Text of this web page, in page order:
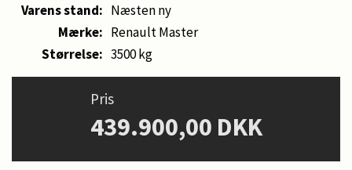
Varens stand: Næsten ny
Mærke: Renault Master
Størrelse: 3500 kg
Pris
439.900,00 DKK